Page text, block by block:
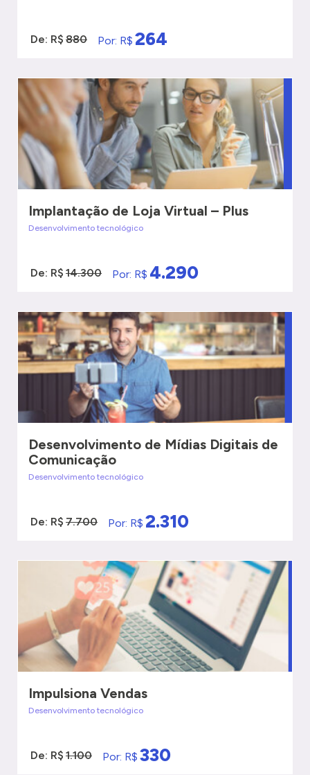
De: R$ 880 Por: R$ 264
QUERO SER ATENDIDO VER MAIS
Implantação de Loja Virtual – Plus
Desenvolvimento tecnológico
De: R$ 14.300 Por: R$ 4.290
QUERO SER ATENDIDO VER MAIS
Desenvolvimento de Mídias Digitais de
Comunicação
Desenvolvimento tecnológico
De: R$ 7.700 Por: R$ 2.310
QUERO SER ATENDIDO VER MAIS
Impulsiona Vendas
Desenvolvimento tecnológico
De: R$ 1.100 Por: R$ 330